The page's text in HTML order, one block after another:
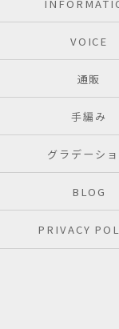
VOICE
通販
手編み
グラデーシ
BLOG
PRIVACY